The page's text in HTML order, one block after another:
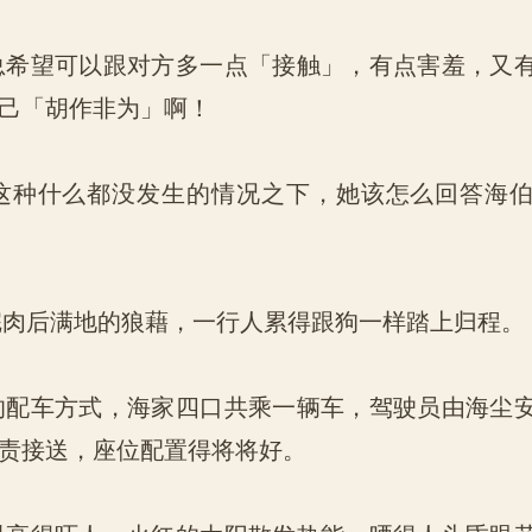
可以跟对方多一点「接触」，有点害羞，又
「胡作非为」啊！
什么都没发生的情况之下，她该怎么回答海
满地的狼藉，一行人累得跟狗一样踏上归程。
方式，海家四口共乘一辆车，驾驶员由海尘
接送，座位配置得将将好。